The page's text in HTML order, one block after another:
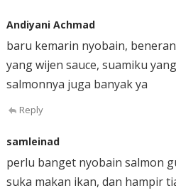
Andiyani Achmad
baru kemarin nyobain,
yang wijen sauce, suamiku
salmonnya juga banyak ya
Reply
samleinad
perlu banget nyobain salmon
suka makan ikan, dan hampir